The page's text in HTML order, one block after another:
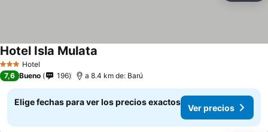
3 Estrellas
Hotel
Hotel Isla Mulata
7,6 Bueno 196 a 8.4 km de: Barú
Elige fechas para ver los precios exactos
Ver precios